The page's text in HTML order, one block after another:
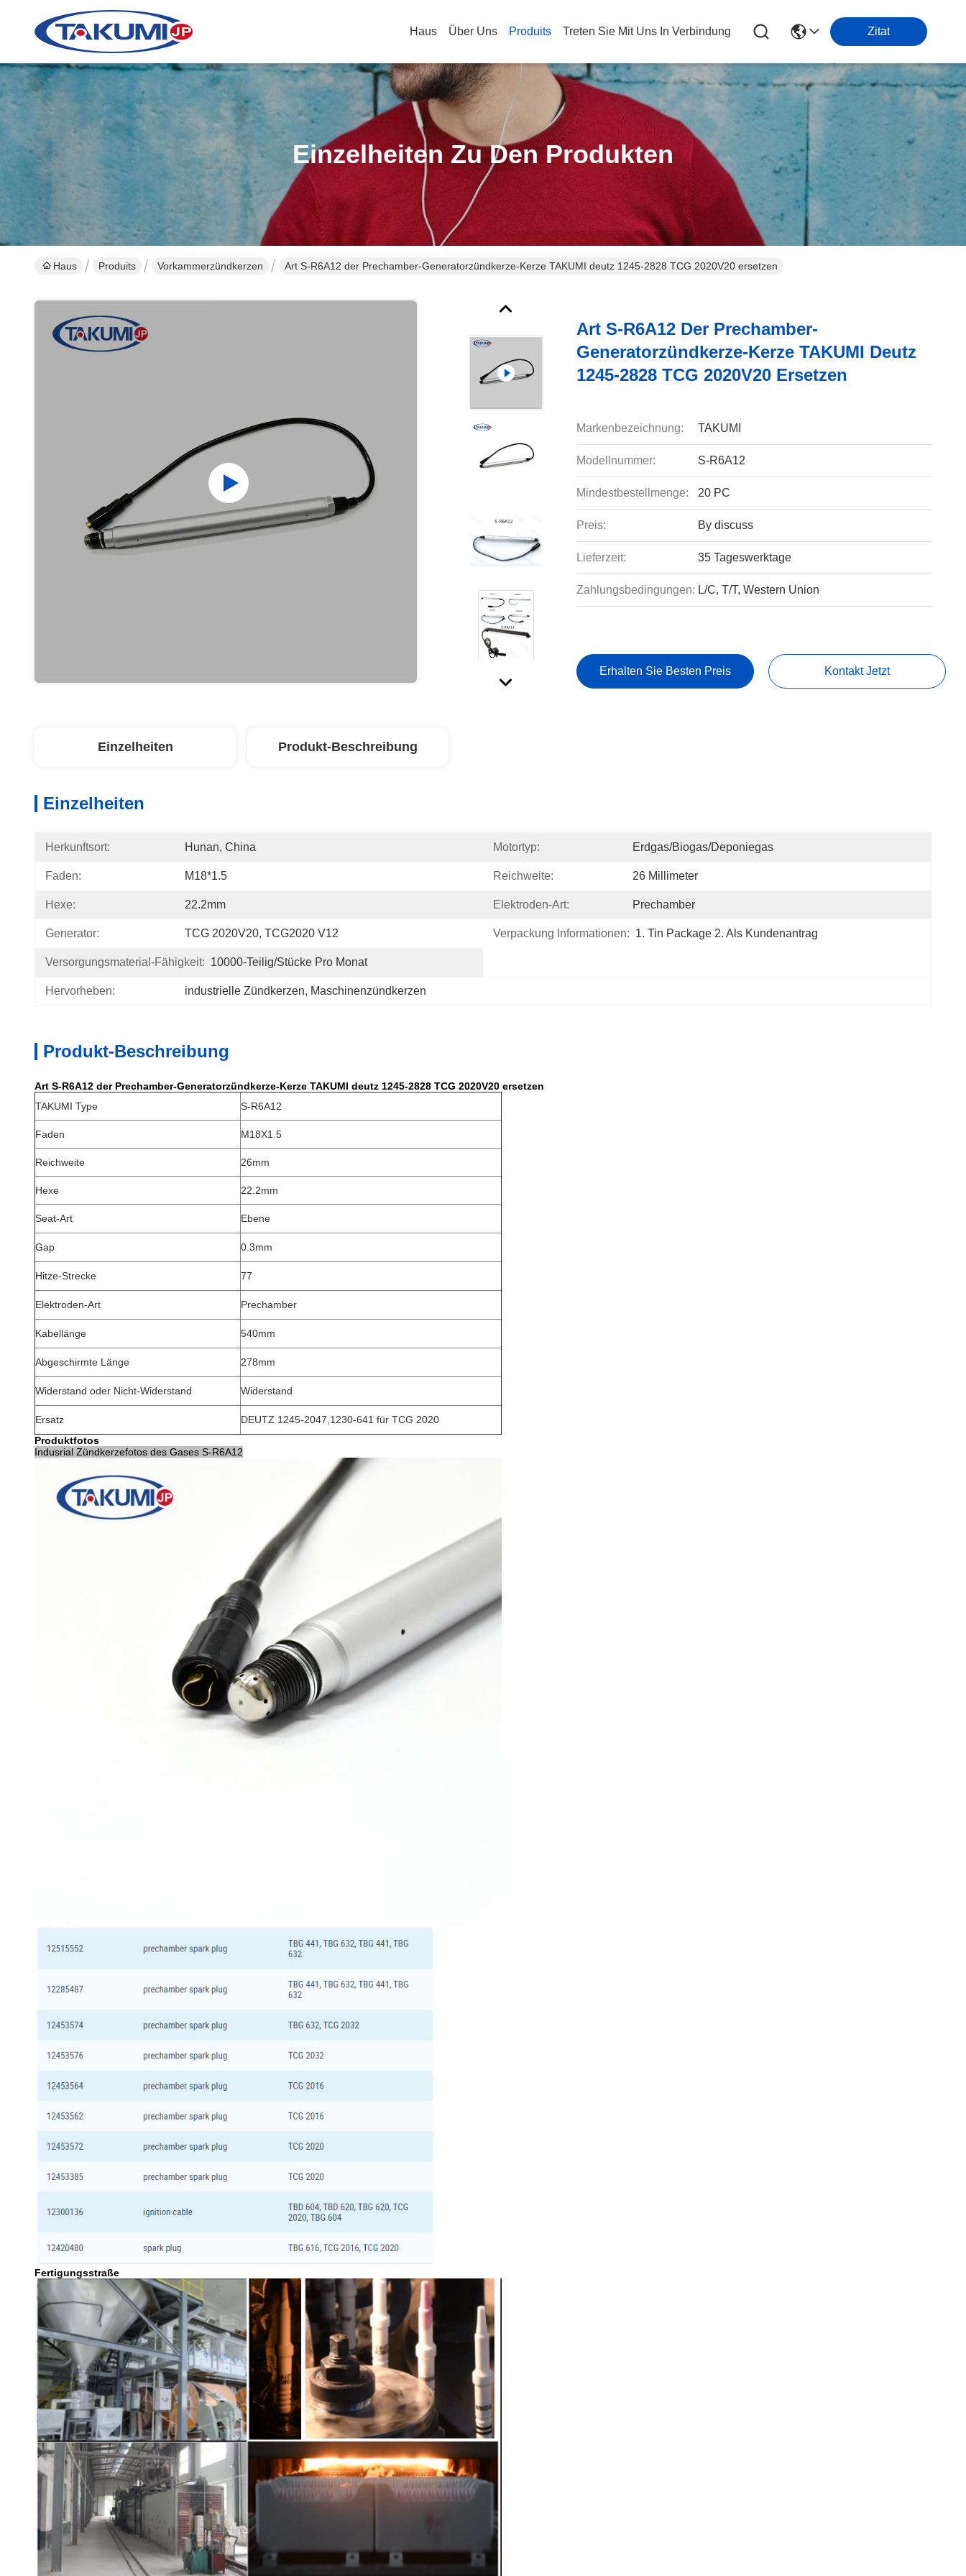
Haus Über Uns Produits Treten Sie Mit Uns In Verbindung Zitat
Einzelheiten Zu Den Produkten
Haus Produits Vorkammerzündkerzen Art S-R6A12 der Prechamber-Generatorzündkerze-Kerze TAKUMI deutz 1245-2828 TCG 2020V20 ersetzen
Art S-R6A12 Der Prechamber-
Generatorzündkerze-Kerze TAKUMI Deutz
1245-2828 TCG 2020V20 Ersetzen
Markenbezeichnung: TAKUMI
Modellnummer: S-R6A12
Mindestbestellmenge: 20 PC
Preis: By discuss
Lieferzeit: 35 Tageswerktage
Zahlungsbedingungen: L/C, T/T, Western Union
Erhalten Sie Besten Preis Kontakt Jetzt
Einzelheiten Produkt-Beschreibung
Einzelheiten
Herkunftsort: Hunan, China Motortyp: Erdgas/Biogas/Deponiegas
Faden: M18*1.5 Reichweite: 26 Millimeter
Hexe: 22.2mm Elektroden-Art: Prechamber
Generator: TCG 2020V20, TCG2020 V12 Verpackung Informationen: 1. Tin Package 2. Als Kundenantrag
Versorgungsmaterial-Fähigkeit: 10000-Teilig/Stücke Pro Monat
Hervorheben: industrielle Zündkerzen, Maschinenzündkerzen
Produkt-Beschreibung
Art S-R6A12 der Prechamber-Generatorzündkerze-Kerze TAKUMI deutz 1245-2828 TCG 2020V20 ersetzen
TAKUMI Type
S-R6A12
Faden M18X1.5
Reichweite 26mm
Hexe 22.2mm
Seat-Art Ebene
Gap 0.3mm
Hitze-Strecke 77
Elektroden-Art Prechamber
Kabellänge 540mm
Abgeschirmte Länge 278mm
Widerstand oder Nicht-Widerstand Widerstand
Ersatz DEUTZ 1245-2047,1230-641 für TCG 2020
Produktfotos
Indusrial Zündkerzefotos des Gases S-R6A12
Fertigungsstraße